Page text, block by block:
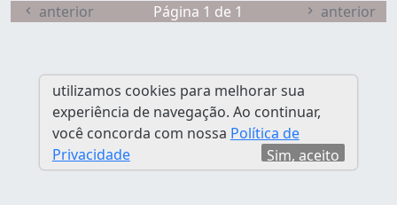
anterior Página 1 de 1 anterior
utilizamos cookies para melhorar sua
experiência de navegação. Ao continuar,
você concorda com nossa Política de
Privacidade
Sim, aceito